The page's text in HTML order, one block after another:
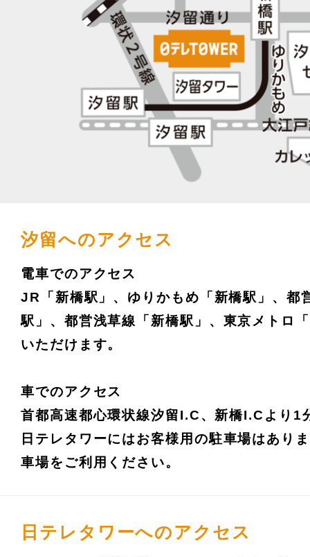
汐留へのアクセス
電車でのアクセス
JR「新橋駅」、ゆりかもめ「新橋駅」、都
駅」、都営浅草線「新橋駅」、東京メトロ
いただけます。
車でのアクセス
首都高速都心環状線汐留I.C、新橋I.Cより1
日テレタワーにはお客様用の駐車場はあり
車場をご利用ください。
日テレタワーへのアクセス